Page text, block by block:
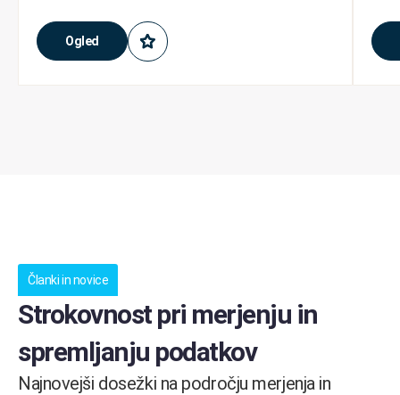
Ogled
Članki in novice
Strokovnost pri merjenju in
spremljanju podatkov
Najnovejši dosežki na področju merjenja in